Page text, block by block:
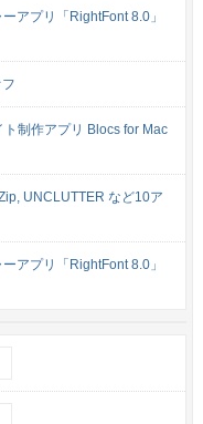
アプリ「RightFont 8.0」
ト制作アプリ Blocs for Mac
UNCLUTTER など10ア
アプリ「RightFont 8.0」